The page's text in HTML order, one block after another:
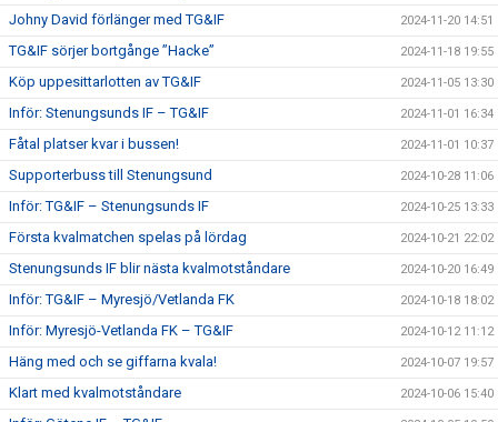
Johny David förlänger med TG&IF 2024-11-20 14:51
TG&IF sörjer bortgånge ”Hacke” 2024-11-18 19:55
Köp uppesittarlotten av TG&IF 2024-11-05 13:30
Inför: Stenungsunds IF – TG&IF 2024-11-01 16:34
Fåtal platser kvar i bussen! 2024-11-01 10:37
Supporterbuss till Stenungsund 2024-10-28 11:06
Inför: TG&IF – Stenungsunds IF 2024-10-25 13:33
Första kvalmatchen spelas på lördag 2024-10-21 22:02
Stenungsunds IF blir nästa kvalmotståndare 2024-10-20 16:49
Inför: TG&IF – Myresjö/Vetlanda FK 2024-10-18 18:02
Inför: Myresjö-Vetlanda FK – TG&IF 2024-10-12 11:12
Häng med och se giffarna kvala! 2024-10-07 19:57
Klart med kvalmotståndare 2024-10-06 15:40